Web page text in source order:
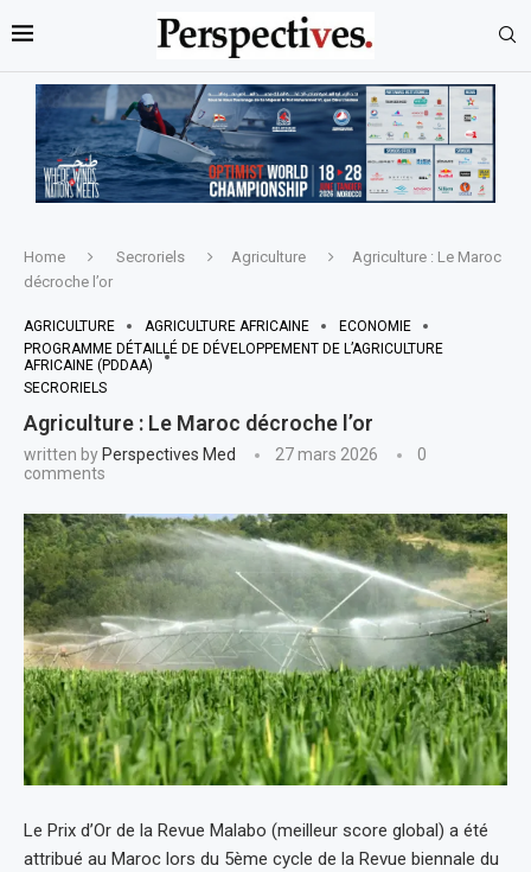
Home Secroriels Agriculture
Agriculture : Le Maroc
décroche l’or
AGRICULTURE AGRICULTURE AFRICAINE
ECONOMIE
PROGRAMME DÉTAILLÉ DE DÉVELOPPEMENT DE L’AGRICULTURE
AFRICAINE (PDDAA)
SECRORIELS
Agriculture : Le Maroc décroche l’or
written by Perspectives Med 27 mars 2026
0
comments
Le Prix d’Or de la Revue Malabo (meilleur score global) a été
attribué au Maroc lors du 5ème cycle de la Revue biennale du